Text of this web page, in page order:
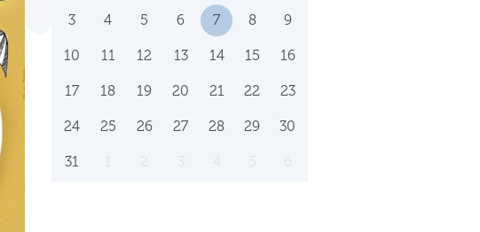
3 4 5 6 7 8 9
10 11 12 13 14 15 16
17 18 19 20 21 22 23
24 25 26 27 28 29 30
31